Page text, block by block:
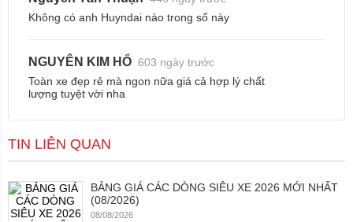
Không có anh Huyndai nào trong số này
NGUYÊN KIM HỔ 603 ngày trước
Toàn xe đẹp rẻ mà ngon nữa giá cả hợp lý chất
lượng tuyệt vời nha
TIN LIÊN QUAN
BẢNG GIÁ CÁC DÒNG SIÊU XE 2026 MỚI NHẤT
(08/2026)
08/08/2026